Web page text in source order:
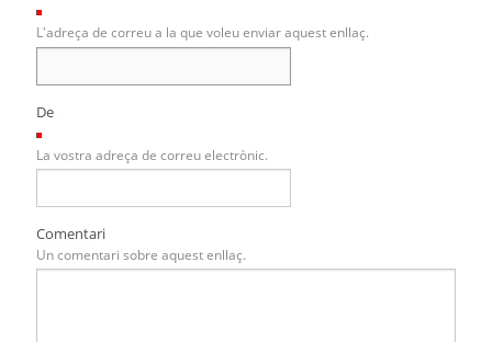
L'adreça de correu a la que voleu enviar aquest enllaç.
De
La vostra adreça de correu electrònic.
Comentari
Un comentari sobre aquest enllaç.